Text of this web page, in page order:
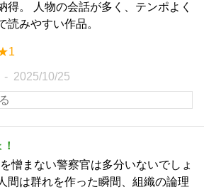
得。 人物の会話が多く、テンポよく
読みやすい作品。
2025/10/25
憎まない警察官は多分いないでしょ
間は群れを作った瞬間、組織の論理